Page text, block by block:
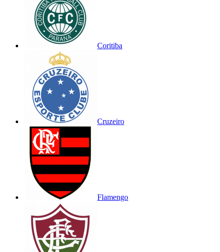
Coritiba
Cruzeiro
Flamengo